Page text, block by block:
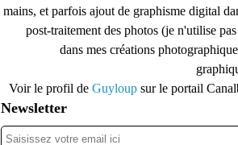
mains, et parfois ajout de graphisme digital
post-traitement des photos (je n'utilise
dans mes créations
Voir le profil de Guyloup sur le portail
Newsletter